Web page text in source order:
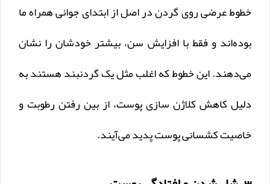
خطوط عرضی روی گردن در اصل از ابتدای جوانی همراه ما
بوده‌اند و فقط با افزایش سن، بیشتر خودشان را نشان
می‌دهند. این خطوط که اغلب مثل یک گردنبند هستند به
دلیل کاهش کلاژن سازی پوست، از بین رفتن رطوبت و
خاصیت کشسانی پوست پدید می‌آیند.